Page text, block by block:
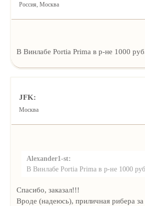
Россия, Москва
В Винлабе Portia Prima в р-не 1000
JFK:
Москва
Alexander1-st:
В Винлабе Portia Prima в р-не 1000 руб.
Спасибо, заказал!!!
Вроде (надеюсь), приличная рибера за